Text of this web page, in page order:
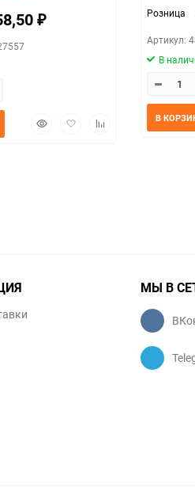
₽
БыстрыйДобавитьДобавить
Розница
Артикул:
В
В
МЫ В